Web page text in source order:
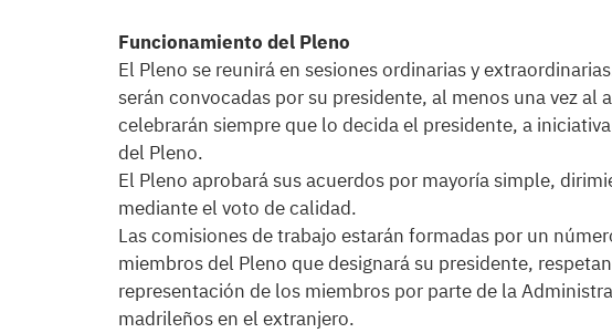
Funcionamiento del Pleno
El Pleno se reunirá en sesiones ordinarias y
serán convocadas por su presidente, al menos una vez al
celebrarán siempre que lo decida el presidente, a
del Pleno.
El Pleno aprobará sus acuerdos por mayoría simple,
mediante el voto de calidad.
Las comisiones de trabajo estarán formadas por un
miembros del Pleno que designará su presidente,
representación de los miembros por parte de la
madrileños en el extranjero.